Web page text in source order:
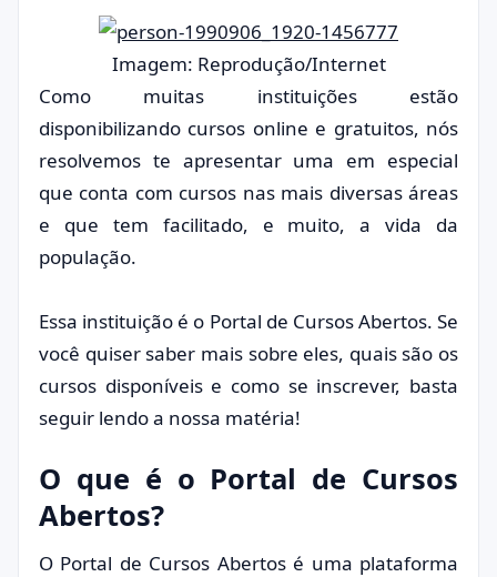
Imagem: Reprodução/Internet
Como muitas instituições estão
disponibilizando cursos online e gratuitos, nós
resolvemos te apresentar uma em especial
que conta com cursos nas mais diversas áreas
e que tem facilitado, e muito, a vida da
população.
Essa instituição é o Portal de Cursos Abertos. Se
você quiser saber mais sobre eles, quais são os
cursos disponíveis e como se inscrever, basta
seguir lendo a nossa matéria!
O que é o Portal de Cursos
Abertos?
O Portal de Cursos Abertos é uma plataforma